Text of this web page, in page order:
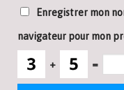
Enregistrer mon
navigateur pour mon
+ =